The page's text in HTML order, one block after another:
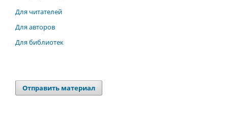
Для читателей
Для авторов
Для библиотек
Отправить материал